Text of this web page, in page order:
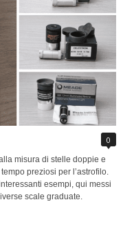
0
misura di stelle doppie e
preziosi per l’astrofilo.
esempi, qui messi
scale graduate.